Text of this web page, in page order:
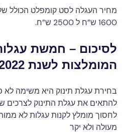
מחיר העגלה לסט קומפלט הכולל
1600 ש”ח ל 2500 ש”ח.
לסיכום – חמשת
המומלצות לשנת 2022:
בחירת עגלת תינוק היא משימה לא
להתאים את עגלת התינוק לצרכים
לחסוך מומלץ לקנות עגלות לא
מעולה ולא יקר